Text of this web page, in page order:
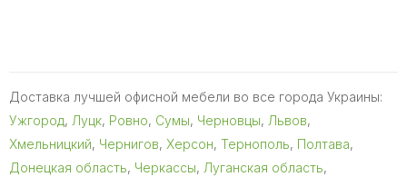
Доставка лучшей офисной мебели во все города Украины:
Ужгород, Луцк, Ровно, Сумы, Черновцы, Львов,
Хмельницкий, Чернигов, Херсон, Тернополь, Полтава,
Донецкая область, Черкассы, Луганская область,